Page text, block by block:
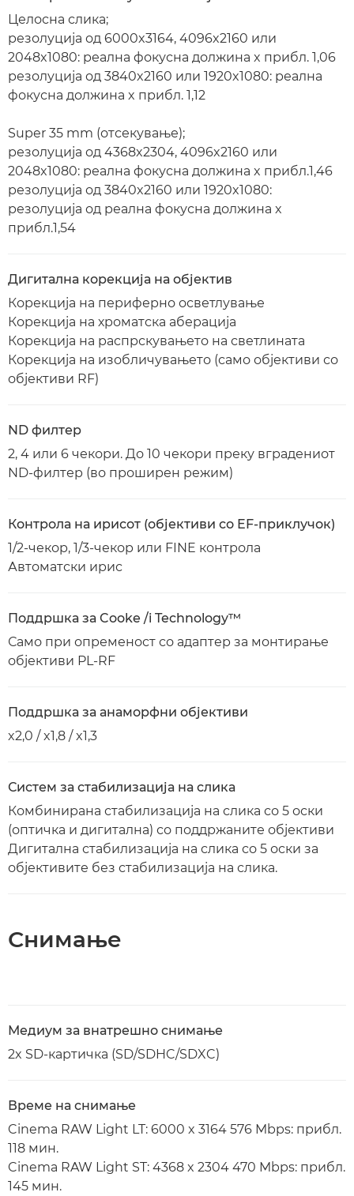
Целосна слика;
резолуција од 6000x3164, 4096x2160 или
2048x1080: реална фокусна должина x прибл. 1,06
резолуција од 3840x2160 или 1920x1080: реална
фокусна должина x прибл. 1,12
Super 35 mm (отсекување);
резолуција од 4368x2304, 4096x2160 или
2048x1080: реална фокусна должина x прибл.1,46
резолуција од 3840x2160 или 1920x1080:
резолуција од реална фокусна должина x
прибл.1,54
Дигитална корекција на објектив
Корекција на периферно осветлување
Корекција на хроматска аберација
Корекција на распрскувањето на светлината
Корекција на изобличувањето (само објективи со
објективи RF)
ND филтер
2, 4 или 6 чекори. До 10 чекори преку вградениот
ND-филтер (во проширен режим)
Контрола на ирисот (објективи со EF-приклучок)
1/2-чекор, 1/3-чекор или FINE контрола
Автоматски ирис
Поддршка за Cooke /i Technology™
Само при опременост со адаптер за монтирање
објективи PL-RF
Поддршка за анаморфни објективи
x2,0 / x1,8 / x1,3
Систем за стабилизација на слика
Комбинирана стабилизација на слика со 5 оски
(оптичка и дигитална) со поддржаните објективи
Дигитална стабилизација на слика со 5 оски за
објективите без стабилизација на слика.
Снимање
Медиум за внатрешно снимање
2x SD-картичка (SD/SDHC/SDXC)
Време на снимање
Cinema RAW Light LT: 6000 x 3164 576 Mbps: прибл.
118 мин.
Cinema RAW Light ST: 4368 x 2304 470 Mbps: прибл.
145 мин.